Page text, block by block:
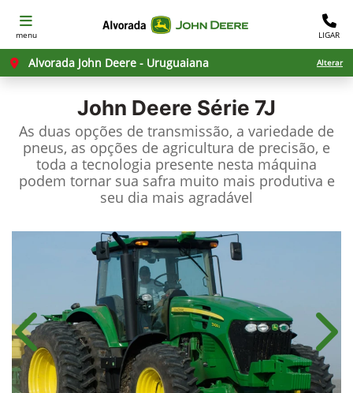
menu LIGAR
Alvorada John Deere - Uruguaiana Alterar
John Deere Série 7J
As duas opções de transmissão, a variedade de
pneus, as opções de agricultura de precisão, e
toda a tecnologia presente nesta máquina
podem tornar sua safra muito mais produtiva e
seu dia mais agradável
Anterior